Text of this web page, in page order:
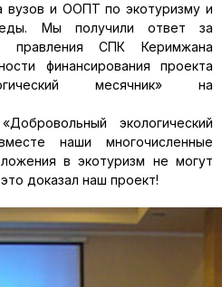
вузов и ООПТ по экотуризму и
Мы получили ответ за
правления СПК Керимжана
финансирования проекта
месячник» на
экологический
наши многочисленные
в экотуризм не могут
доказал наш проект!